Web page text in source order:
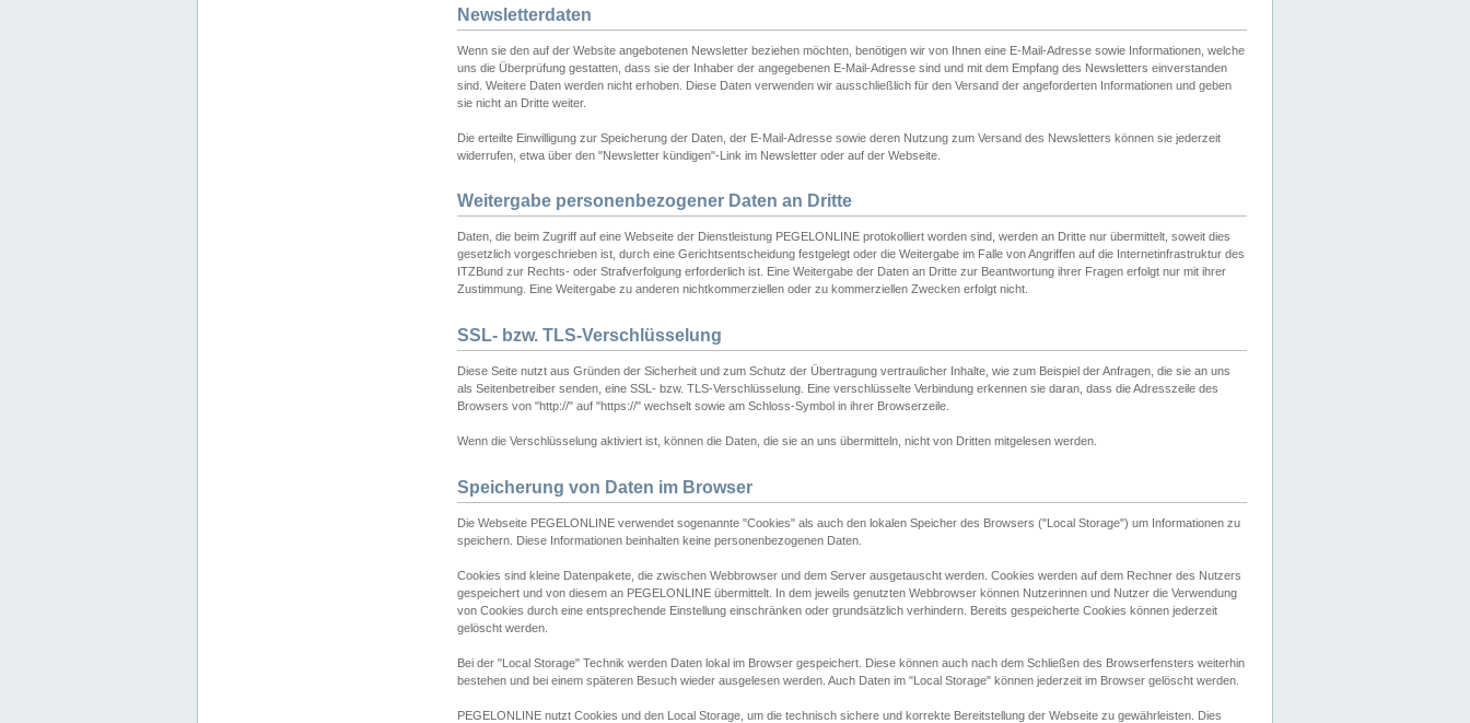
Newsletterdaten
Wenn sie den auf der Website angebotenen Newsletter beziehen möchten, benötigen wir von Ihnen eine E-Mail-Adresse sowie Informationen, welche
uns die Überprüfung gestatten, dass sie der Inhaber der angegebenen E-Mail-Adresse sind und mit dem Empfang des Newsletters einverstanden
sind. Weitere Daten werden nicht erhoben. Diese Daten verwenden wir ausschließlich für den Versand der angeforderten Informationen und geben
sie nicht an Dritte weiter.
Die erteilte Einwilligung zur Speicherung der Daten, der E-Mail-Adresse sowie deren Nutzung zum Versand des Newsletters können sie jederzeit
widerrufen, etwa über den "Newsletter kündigen"-Link im Newsletter oder auf der Webseite.
Weitergabe personenbezogener Daten an Dritte
Daten, die beim Zugriff auf eine Webseite der Dienstleistung PEGELONLINE protokolliert worden sind, werden an Dritte nur übermittelt, soweit dies
gesetzlich vorgeschrieben ist, durch eine Gerichtsentscheidung festgelegt oder die Weitergabe im Falle von Angriffen auf die Internetinfrastruktur des
ITZBund zur Rechts- oder Strafverfolgung erforderlich ist. Eine Weitergabe der Daten an Dritte zur Beantwortung ihrer Fragen erfolgt nur mit ihrer
Zustimmung. Eine Weitergabe zu anderen nichtkommerziellen oder zu kommerziellen Zwecken erfolgt nicht.
SSL- bzw. TLS-Verschlüsselung
Diese Seite nutzt aus Gründen der Sicherheit und zum Schutz der Übertragung vertraulicher Inhalte, wie zum Beispiel der Anfragen, die sie an uns
als Seitenbetreiber senden, eine SSL- bzw. TLS-Verschlüsselung. Eine verschlüsselte Verbindung erkennen sie daran, dass die Adresszeile des
Browsers von "http://" auf "https://" wechselt sowie am Schloss-Symbol in ihrer Browserzeile.
Wenn die Verschlüsselung aktiviert ist, können die Daten, die sie an uns übermitteln, nicht von Dritten mitgelesen werden.
Speicherung von Daten im Browser
Die Webseite PEGELONLINE verwendet sogenannte "Cookies" als auch den lokalen Speicher des Browsers ("Local Storage") um Informationen zu
speichern. Diese Informationen beinhalten keine personenbezogenen Daten.
Cookies sind kleine Datenpakete, die zwischen Webbrowser und dem Server ausgetauscht werden. Cookies werden auf dem Rechner des Nutzers
gespeichert und von diesem an PEGELONLINE übermittelt. In dem jeweils genutzten Webbrowser können Nutzerinnen und Nutzer die Verwendung
von Cookies durch eine entsprechende Einstellung einschränken oder grundsätzlich verhindern. Bereits gespeicherte Cookies können jederzeit
gelöscht werden.
Bei der "Local Storage" Technik werden Daten lokal im Browser gespeichert. Diese können auch nach dem Schließen des Browserfensters weiterhin
bestehen und bei einem späteren Besuch wieder ausgelesen werden. Auch Daten im "Local Storage" können jederzeit im Browser gelöscht werden.
PEGELONLINE nutzt Cookies und den Local Storage, um die technisch sichere und korrekte Bereitstellung der Webseite zu gewährleisten. Dies